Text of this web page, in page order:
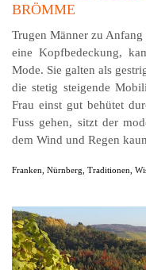
BRÖMME
Trugen Männer zu
eine Kopfbedeckung,
Mode. Sie galten als
die stetig steigende
Frau einst gut behütet
Fuss gehen, sitzt der
dem Wind und Regen
Franken Nürnberg Traditionen